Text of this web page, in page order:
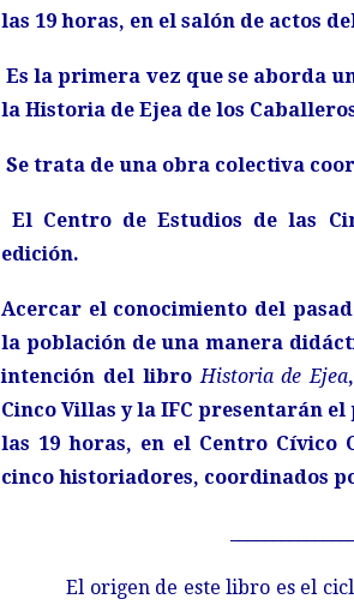
las 19 horas, en el salón de actos
Es la primera vez que se aborda
la Historia de Ejea de los
Se trata de una obra colectiva
El Centro de Estudios de las
edición.
Acercar el conocimiento del
la población de una manera
intención del libroHistoria de Ejea
Cinco Villas y la IFC presentarán
las 19 horas, en el Centro
cinco historiadores, coordinados
El origen de este libro es el